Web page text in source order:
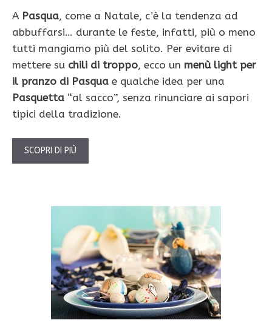
A Pasqua, come a Natale, c’è la tendenza ad
abbuffarsi… durante le feste, infatti, più o meno
tutti mangiamo più del solito. Per evitare di
mettere su chili di troppo, ecco un menù light per
il pranzo di Pasqua e qualche idea per una
Pasquetta “al sacco”, senza rinunciare ai sapori
tipici della tradizione.
SCOPRI DI PIÙ